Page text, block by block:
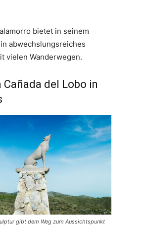
bietet in seinem
abwechslungsreiches
vielen Wanderwegen.
Cañada del Lobo in
gibt dem Weg zum Aussichtspunkt